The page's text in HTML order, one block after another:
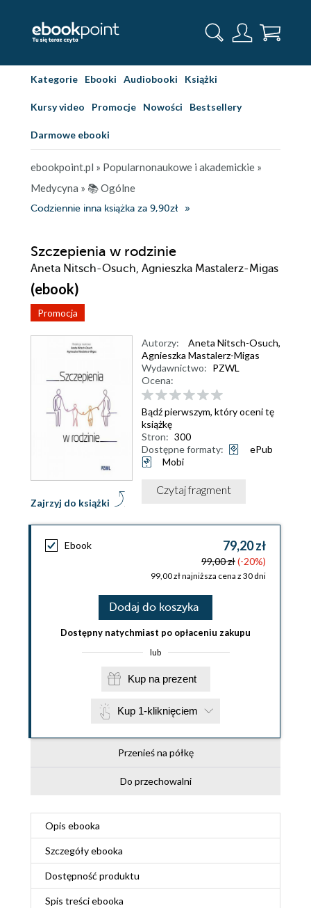
Kategorie Ebooki Audiobooki Książki
Kursy video Promocje Nowości Bestsellery
Darmowe ebooki
ebookpoint.pl » Popularnonaukowe i akademickie »
Medycyna » 📚 Ogólne
Codziennie inna książka za 9,90zł
Szczepienia w rodzinie
Aneta Nitsch-Osuch, Agnieszka Mastalerz-Migas
(ebook)
Promocja
Zajrzyj do książki
Autorzy: Aneta Nitsch-Osuch,
Agnieszka Mastalerz-Migas
Wydawnictwo: PZWL
Ocena:
Bądź pierwszym, który oceni tę
książkę
Stron: 300
Dostępne formaty:
ePub
Mobi
Czytaj fragment
Ebook 79,20 zł
99,00 zł(-20%)
99,00 zł najniższa cena z 30 dni
Dodaj do koszyka
Dostępny natychmiast po opłaceniu zakupu
lub
Kup na prezent
Kup 1-kliknięciem
Przenieś na półkę
Do przechowalni
Opis ebooka
Szczegółyebooka
Dostępność produktu
Spis treściebooka